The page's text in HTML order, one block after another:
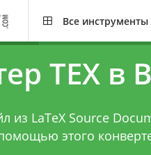
Все инструменты
TEX в
из LaTeX Source
этого